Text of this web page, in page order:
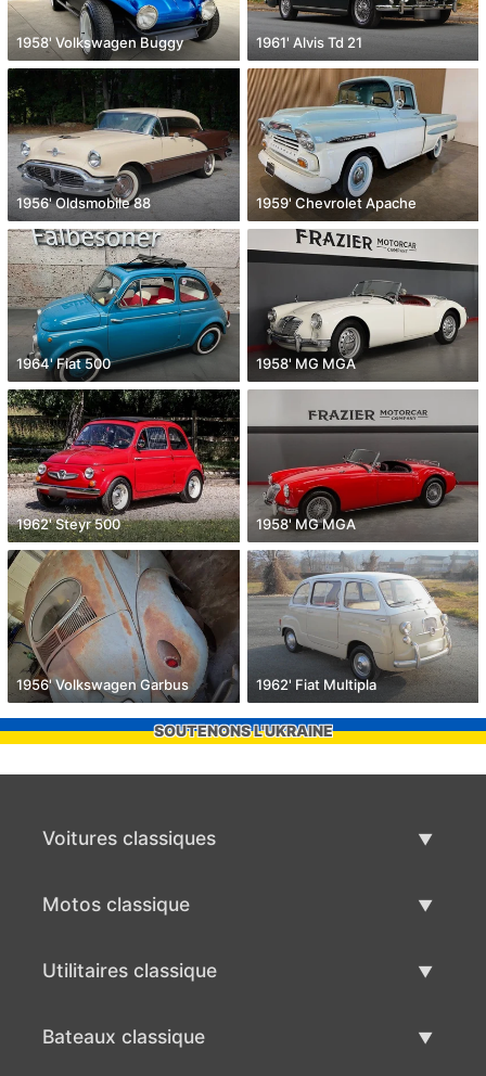
1958' Volkswagen Buggy 1961' Alvis Td 21
1956' Oldsmobile 88 1959' Chevrolet Apache
1964' Fiat 500 1958' MG MGA
1962' Steyr 500 1958' MG MGA
1956' Volkswagen Garbus 1962' Fiat Multipla
SOUTENONS L'UKRAINE
Voitures classiques
Motos classique
Utilitaires classique
Bateaux classique